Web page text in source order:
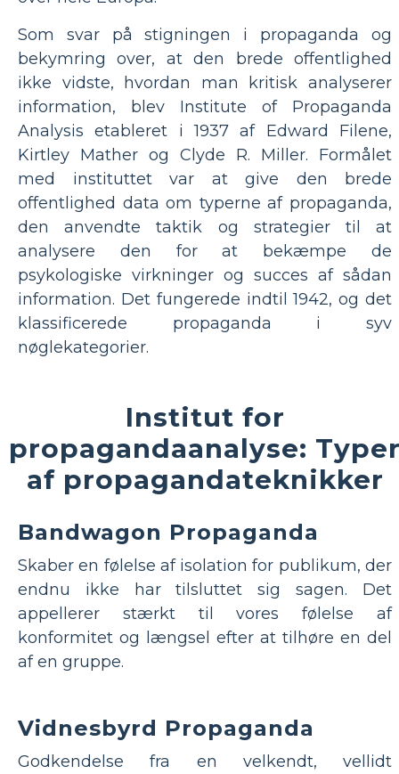
Som svar på stigningen i propaganda og
bekymring over, at den brede offentlighed
ikke vidste, hvordan man kritisk analyserer
information, blev Institute of Propaganda
Analysis etableret i 1937 af Edward Filene,
Kirtley Mather og Clyde R. Miller. Formålet
med instituttet var at give den brede
offentlighed data om typerne af propaganda,
den anvendte taktik og strategier til at
analysere den for at bekæmpe de
psykologiske virkninger og succes af sådan
information. Det fungerede indtil 1942, og det
klassificerede propaganda i syv
nøglekategorier.
Institut for
propagandaanalyse:
af propagandateknikker
Bandwagon Propaganda
Skaber en følelse af isolation for publikum, der
endnu ikke har tilsluttet sig sagen. Det
appellerer stærkt til vores følelse af
konformitet og længsel efter at tilhøre en del
af en gruppe.
Vidnesbyrd Propaganda
Godkendelse fra en velkendt, vellidt